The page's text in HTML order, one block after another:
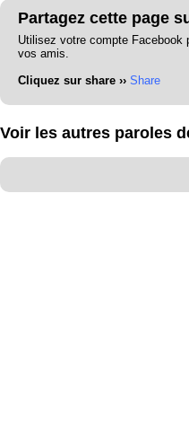
Partagez cette page
Utilisez votre compte Facebook
vos amis.
Cliquez sur share ›› Share
Voir les autres paroles